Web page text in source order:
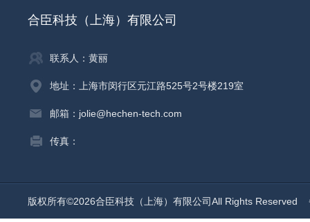
合臣科技（上海）有限公司
联系人：黄丽
地址：上海市闵行区元江路525号2号楼219室
邮箱：jolie@hechen-tech.com
传真：
版权所有©2026合臣科技（上海）有限公司All Rights Reserved